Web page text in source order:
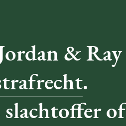
& Ray
.
slachtoffer of